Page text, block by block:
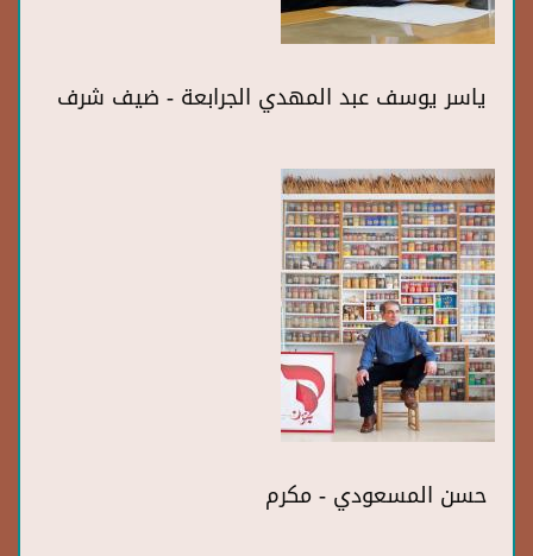
ياسر يوسف عبد المهدي الجرابعة - ضيف شرف
حسن المسعودي - مكرم